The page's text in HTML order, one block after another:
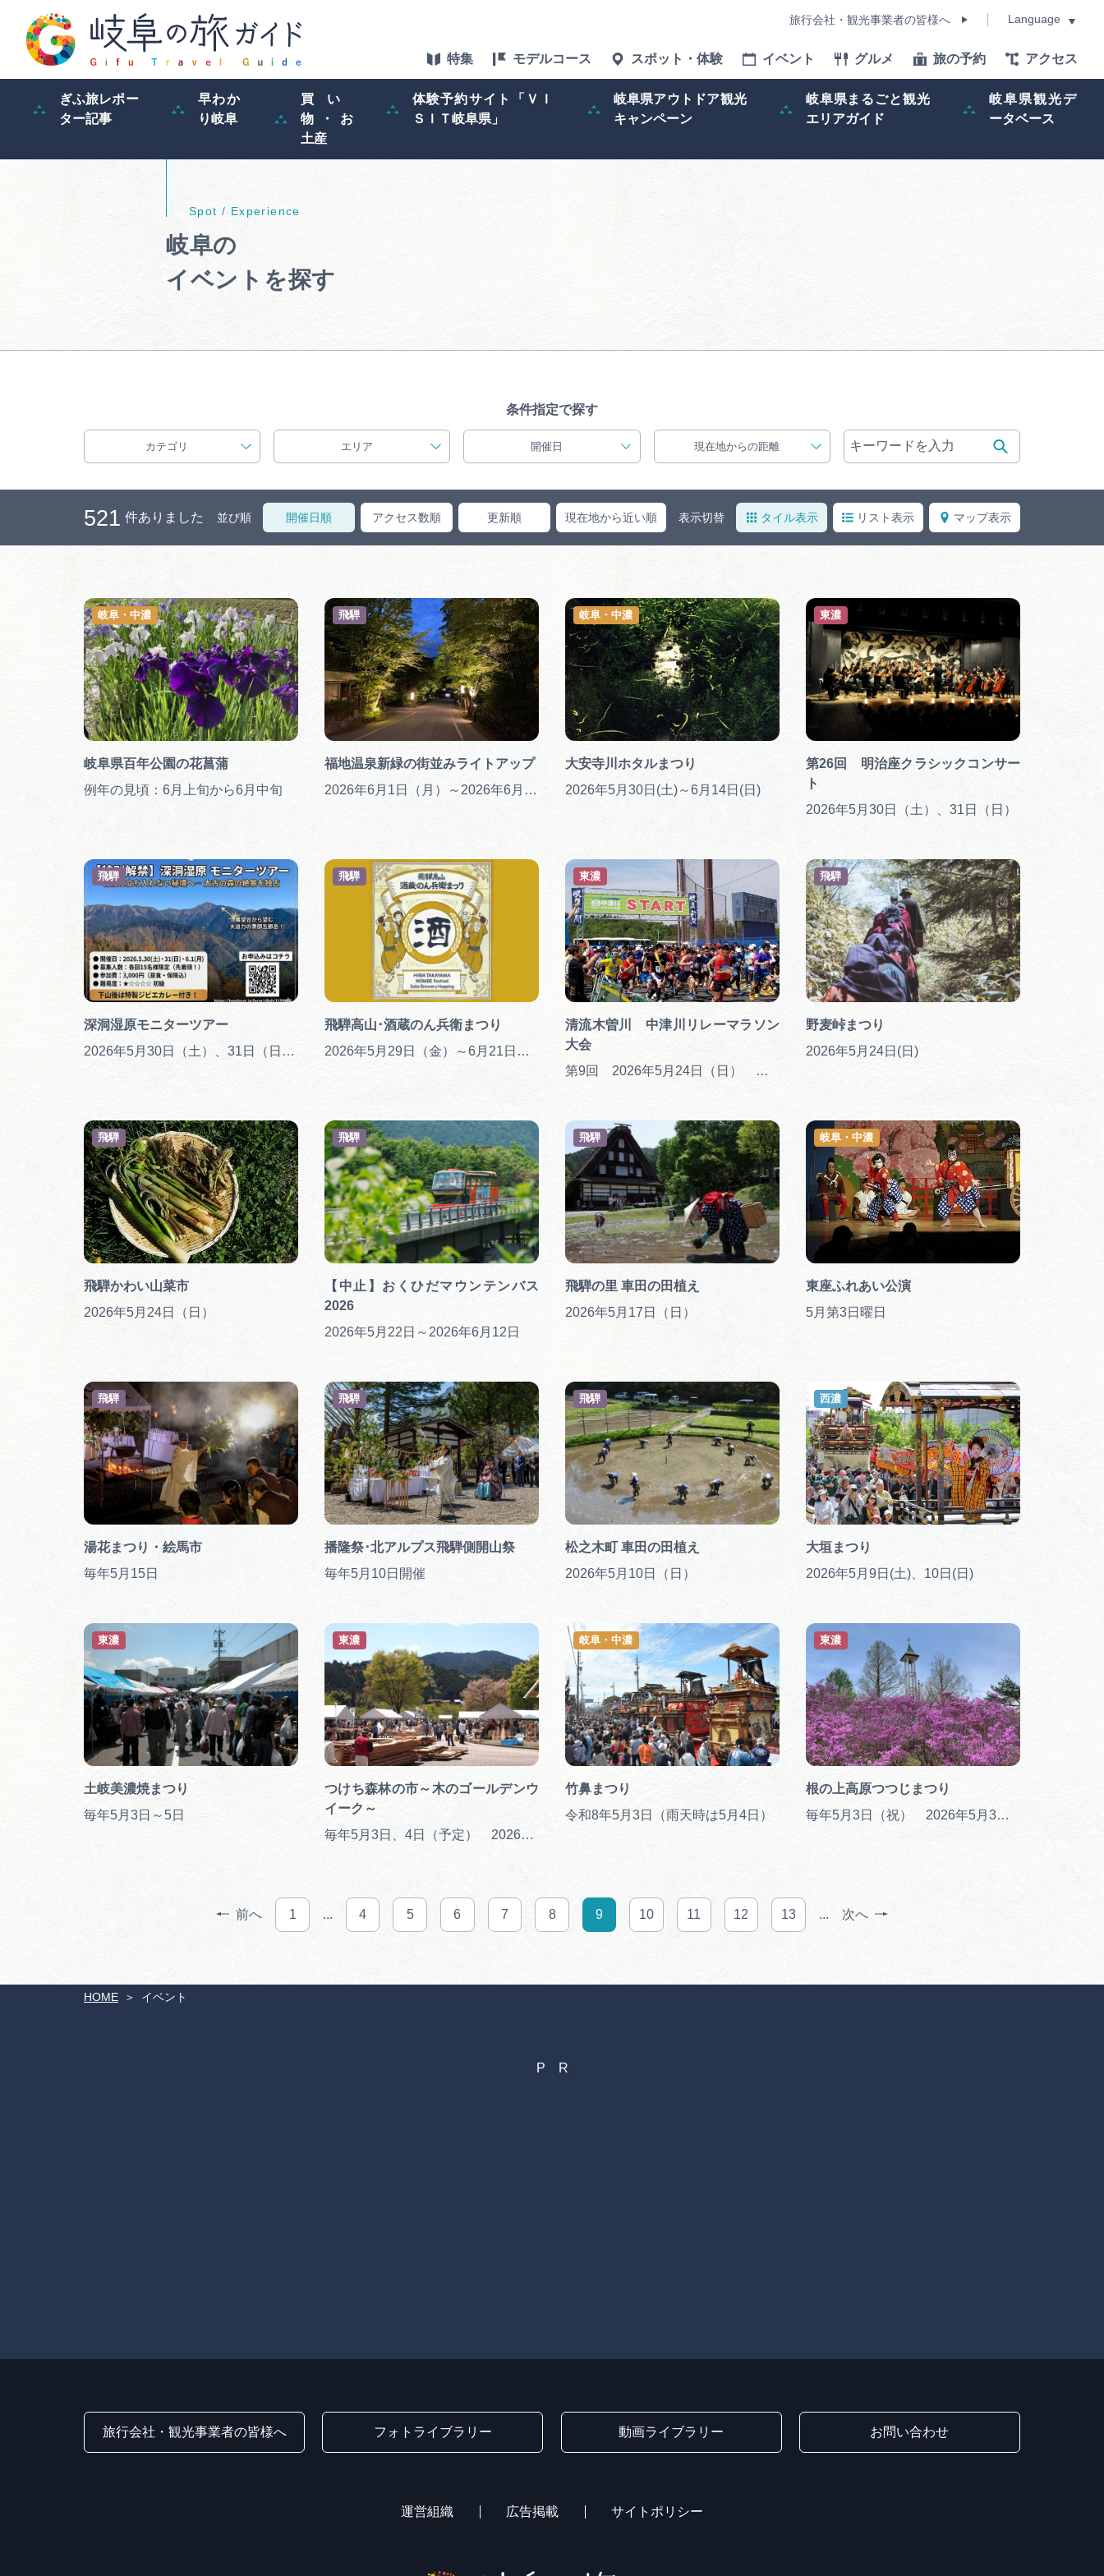
旅行会社・観光事業者の皆様へ Language
特集 モデルコース スポット・体験 イベント グルメ 旅の予約 アクセス
ぎふ旅レポー
ター記事
早わか
り岐阜
買い
物・お
土産
体験予約サイト「ＶＩ
ＳＩＴ岐阜県」
岐阜県アウトドア観光
キャンペーン
岐阜県まるごと観光
エリアガイド
岐阜県観光デ
ータベース
岐阜県アウトドア観光キャン
ペーン
岐阜県まるごと観光エリアガ
動画ライブラリー お問い合わせ
運営組織
HOME イベント
岐阜の
イベントを探す
条件指定で探す
カテゴリ エリア 開催日 現在地からの距離
521 件ありました 並び順 開催日順 アクセス数順 更新順 現在地から近い順 表示切替 タイル表示 リスト表示 マップ表示
岐阜県百年公園の花菖蒲
岐阜・中濃
例年の見頃：6月上旬から6月中旬
福地温泉新緑の街並みライトアップ
飛騨
2026年6月1日（月）～2026年6月30日（火）
大安寺川ホタルまつり
岐阜・中濃
2026年5月30日(土)～6月14日(日)
第26回 明治座クラシックコンサー
ト
東濃
2026年5月30日（土）、31日（日）
深洞湿原モニターツアー
飛騨
2026年5月30日（土）、31日（日）、6月1日（月）
飛騨高山･酒蔵のん兵衛まつり
飛騨
2026年5月29日（金）～6月21日（日）
清流木曽川 中津川リレーマラソン
大会
東濃
第9回 2026年5月24日（日） 雨天決行（ただし主催者判断による）
野麦峠まつり
飛騨
2026年5月24日(日)
飛騨かわい山菜市
飛騨
2026年5月24日（日）
【中止】おくひだマウンテンバス
2026
飛騨
2026年5月22日～2026年6月12日
飛騨の里 車田の田植え
飛騨
2026年5月17日（日）
東座ふれあい公演
岐阜・中濃
5月第3日曜日
湯花まつり・絵馬市
飛騨
毎年5月15日
播隆祭･北アルプス飛騨側開山祭
飛騨
毎年5月10日開催
松之木町 車田の田植え
飛騨
2026年5月10日（日）
大垣まつり
西濃
2026年5月9日(土)、10日(日)
土岐美濃焼まつり
東濃
毎年5月3日～5日
つけち森林の市～木のゴールデンウ
イーク～
東濃
毎年5月3日、4日（予定） 2026年5月3日（祝・日）、4日（月・祝）
竹鼻まつり
岐阜・中濃
令和8年5月3日（雨天時は5月4日）
根の上高原つつじまつり
東濃
毎年5月3日（祝） 2026年5月3日（日・祝）（予定）
前へ 1 ... 4 5 6 7 8 9 10 11 12 13 ... 次へ
旅行会社・観光事業者の皆様へ フォトライブラリー 動画ライブラリー お問い合わせ
運営組織 広告掲載 サイトポリシー